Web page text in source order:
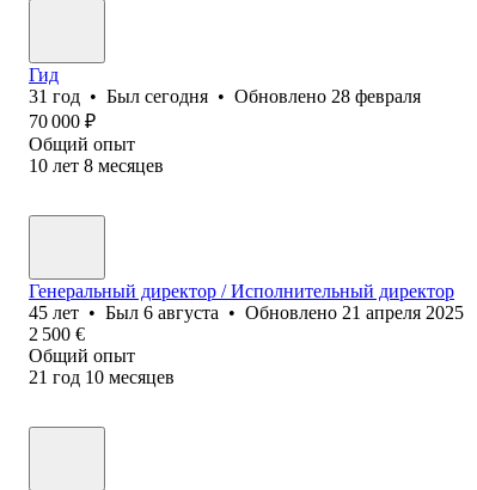
Гид
31 год • Был сегодня • Обновлено 28 февраля
70 000 ₽
Общий опыт
10 лет 8 месяцев
Генеральный директор / Исполнительный директор
45 лет • Был 6 августа • Обновлено 21 апреля 2025
2 500 €
Общий опыт
21 год 10 месяцев